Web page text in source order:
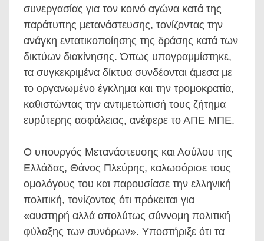
συνεργασίας για τον κοινό αγώνα κατά της
παράτυπης μετανάστευσης, τονίζοντας την
ανάγκη εντατικοποίησης της δράσης κατά των
δικτύων διακίνησης. Όπως υπογραμμίστηκε,
τα συγκεκριμένα δίκτυα συνδέονται άμεσα με
το οργανωμένο έγκλημα και την τρομοκρατία,
καθιστώντας την αντιμετώπισή τους ζήτημα
ευρύτερης ασφάλειας, ανέφερε το ΑΠΕ ΜΠΕ.
Ο υπουργός Μετανάστευσης και Ασύλου της
Ελλάδας, Θάνος Πλεύρης, καλωσόρισε τους
ομολόγους του και παρουσίασε την ελληνική
πολιτική, τονίζοντας ότι πρόκειται για
«αυστηρή αλλά απολύτως σύννομη πολιτική
φύλαξης των συνόρων». Υποστήριξε ότι τα